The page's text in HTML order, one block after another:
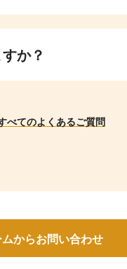
か？
べてのよくあるご質問
からお問い合わせ